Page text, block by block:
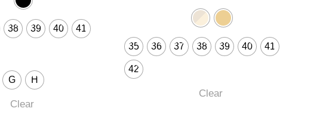
38 39 40 41
G H
Clear
35 36 37 38 39 40 41
42
Clear